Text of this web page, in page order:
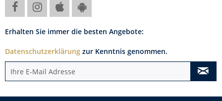
Erhalten Sie immer die besten Angebote:
Datenschutzerklärung zur Kenntnis genommen.